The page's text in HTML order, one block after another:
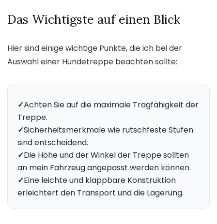
Das Wichtigste auf einen Blick
Hier sind einige wichtige Punkte, die ich bei der
Auswahl einer Hundetreppe beachten sollte:
✓Achten Sie auf die maximale Tragfähigkeit der
Treppe.
✓Sicherheitsmerkmale wie rutschfeste Stufen
sind entscheidend.
✓Die Höhe und der Winkel der Treppe sollten
an mein Fahrzeug angepasst werden können.
✓Eine leichte und klappbare Konstruktion
erleichtert den Transport und die Lagerung.